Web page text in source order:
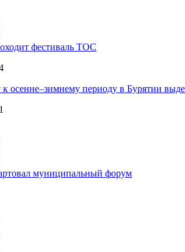
фестиваль ТОС
осенне–зимнему периоду в Бурятии
муниципальный форум